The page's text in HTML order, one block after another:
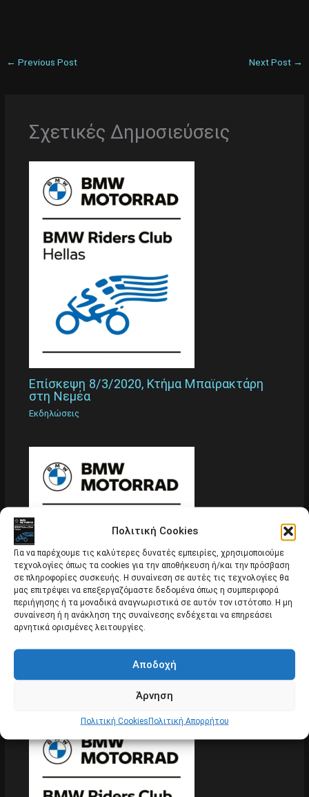
Πολιτική Cookies
Για να παρέχουμε τις καλύτερες δυνατές εμπειρίες, χρησιμοποιούμε
τεχνολογίες όπως τα cookies για την αποθήκευση ή/και την πρόσβαση
σε πληροφορίες συσκευής. Η συναίνεση σε αυτές τις τεχνολογίες θα
μας επιτρέψει να επεξεργαζόμαστε δεδομένα όπως η συμπεριφορά
περιήγησης ή τα μοναδικά αναγνωριστικά σε αυτόν τον ιστότοπο. Η μη
συναίνεση ή η ανάκληση της συναίνεσης ενδέχεται να επηρεάσει
αρνητικά ορισμένες λειτουργίες.
Αποδοχή
Άρνηση
Πολιτική CookiesΠολιτική Απορρήτου
← Previous Post Next Post →
Σχετικές Δημοσιεύσεις
Επίσκεψη 8/3/2020, Κτήμα Μπαϊρακτάρη
στη Νεμέα
Εκδηλώσεις
Εκδήλωση “Πνεύματος και Οινοπνεύματος”